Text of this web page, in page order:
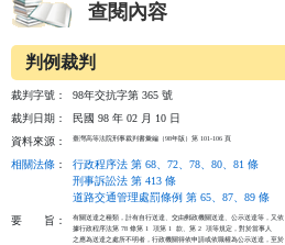
查閱內容
判例裁判
裁判字號：
98年交抗字第 365 號
裁判日期：
民國 98 年 02 月 10 日
資料來源：
臺灣高等法院刑事裁判書彙編（98年版）第 101-106 頁
相關法條 ：
行政程序法 第 68、72、78、80、81 條
刑事訴訟法 第 413 條
道路交通管理處罰條例 第 65、87、89 條
要
旨：
有關送達之種類，計有自行送達、交由郵政機關送達、公示送達等，又依
據行政程序法第 78 條第 1  項第 1  款、第 2  項等規定，對於當事人
之應為送達之處所不明者，行政機關得依申請或依職權為公示送達，至於